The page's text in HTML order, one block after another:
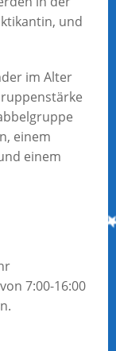
und
im Alter
einem
einem
7:00-16:00